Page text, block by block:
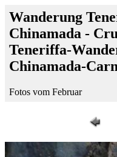
Wanderung
Chinamada -
Teneriffa-
Chinamada-
Fotos vom Februar